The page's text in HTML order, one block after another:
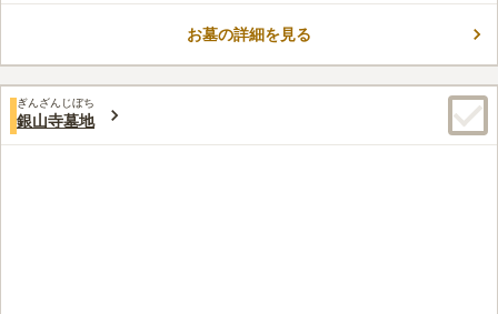
されているので万が一の時にも安心です。管理事務所、休憩室、
煩わしさがありません。
みんなの評価
3.9 口コミ3件
30代女性
周辺には百貨店や飲食店もあるのでお墓参りのあとは食事をして
帰るのもいいと思います。あべのハルカスも近いのでショッピングしても
楽しみのひとつだと思います。
お墓の詳細を見る
ぎんざんじぼち
銀山寺墓地